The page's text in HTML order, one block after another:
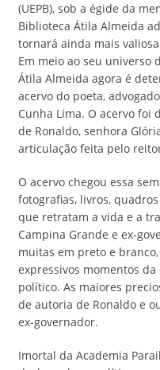
(UEPB), sob a égide da
Biblioteca Átila Almeida
tornará ainda mais
Em meio ao seu universo
Átila Almeida agora é
acervo do poeta,
Cunha Lima. O acervo foi
de Ronaldo, senhora
articulação feita pelo
O acervo chegou essa
fotografias, livros,
que retratam a vida e a
Campina Grande e ex-
muitas em preto e
expressivos momentos
político. As maiores
de autoria de Ronaldo e
ex-governador.
Imortal da Academia